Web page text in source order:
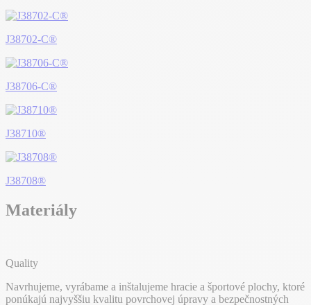
J38702-C®
J38706-C®
J38710®
J38708®
Materiály
Quality
Navrhujeme, vyrábame a inštalujeme hracie a športové plochy, ktoré
ponúkajú najvyššiu kvalitu povrchovej úpravy a bezpečnostných